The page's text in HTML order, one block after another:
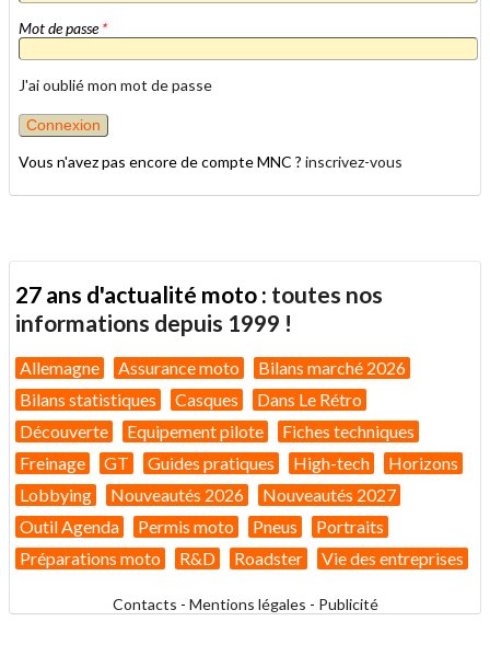
Mot de passe*
J'ai oublié mon mot de passe
Vous n'avez pas encore de compte MNC ? inscrivez-vous
27 ans d'actualité moto : toutes nos
informations depuis 1999 !
Allemagne Assurance moto
Bilans marché 2026
Bilans statistiques
Casques
Dans Le Rétro
Découverte
Equipement pilote
Fiches techniques
Freinage
GT Guides pratiques High-tech
Horizons
Lobbying
Nouveautés 2026
Nouveautés 2027
Outil Agenda
Permis moto Pneus
Portraits
Préparations moto
R&D Roadster Vie des entreprises
Contacts - Mentions légales - Publicité